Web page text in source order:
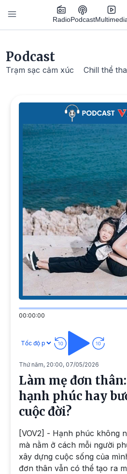
Nhảy đến nội dung
RadioPodcast
Podcast
Trạm sạc cảm xúc Chill thể
00:00:00
Thứ năm, 20:00, 07/05/2026
Làm mẹ đơn
hạnh phúc hay
cuộc đời?
[VOV2] - Hạnh phúc không
mà nằm ở cách mỗi người
xây dựng cuộc sống của
đơn thân vẫn có thể tạo ra